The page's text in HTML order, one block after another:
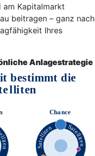
Kapitalmarkt
beitragen – ganz nach
Ihres
Anlagestrategie